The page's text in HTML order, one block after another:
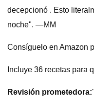
decepcionó . Esto
noche". —MM
Consíguelo en Amazon
Incluye 36 recetas para
Revisión prometedora: